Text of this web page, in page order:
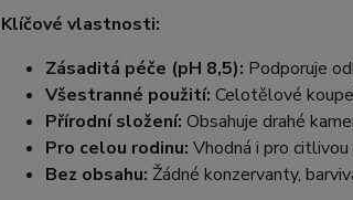
Klíčové vlastnosti:
Zásaditá péče (pH 8,5): Podporuje
Všestranné použití: Celotělové
Přírodní složení: Obsahuje drahé
Pro celou rodinu: Vhodná i pro
Bez obsahu: Žádné konzervanty,